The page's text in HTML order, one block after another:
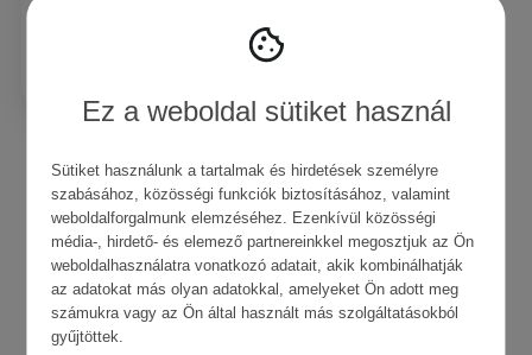
Ez a weboldal sütiket használ
Sütiket használunk a tartalmak és hirdetések személyre
szabásához, közösségi funkciók biztosításához, valamint
weboldalforgalmunk elemzéséhez. Ezenkívül közösségi
média-, hirdető- és elemező partnereinkkel megosztjuk az Ön
weboldalhasználatra vonatkozó adatait, akik kombinálhatják
az adatokat más olyan adatokkal, amelyeket Ön adott meg
számukra vagy az Ön által használt más szolgáltatásokból
gyűjtöttek.
Tagok
PIELĘGNACJA TWARZY TOP PRODUKTÓW
PIELĘGNACJA WŁOSÓW SKINTRA NAWILŻENIE